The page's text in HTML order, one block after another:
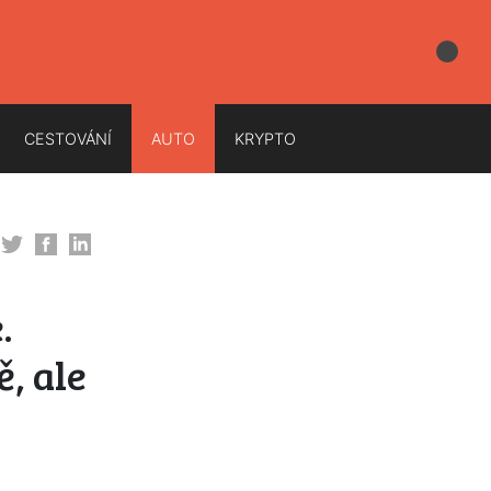
CESTOVÁNÍ AUTO KRYPTO
ale